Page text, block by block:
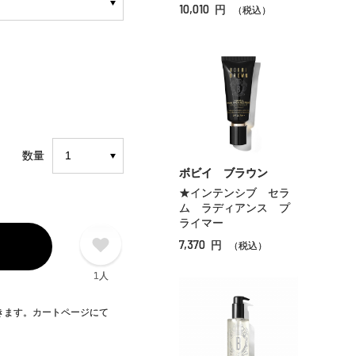
数量
1人
す。カートページにて
10,010 円 （税込）
ボビイ ブラウン
★インテンシブ セラ
ム ラディアンス プ
ライマー
7,370 円 （税込）